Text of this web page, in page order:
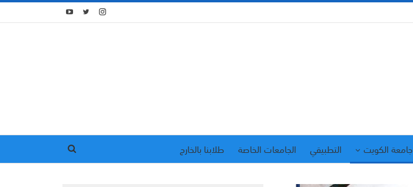
جامعة الكويت التطبيقي الجامعات الخاصة
طلابنا بالخارج